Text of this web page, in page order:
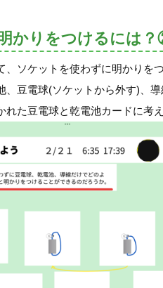
明かりをつけるには
、ソケットを使わずに明かりを
、豆電球(ソケットから外す)、
れた豆電球と乾電池カードに考